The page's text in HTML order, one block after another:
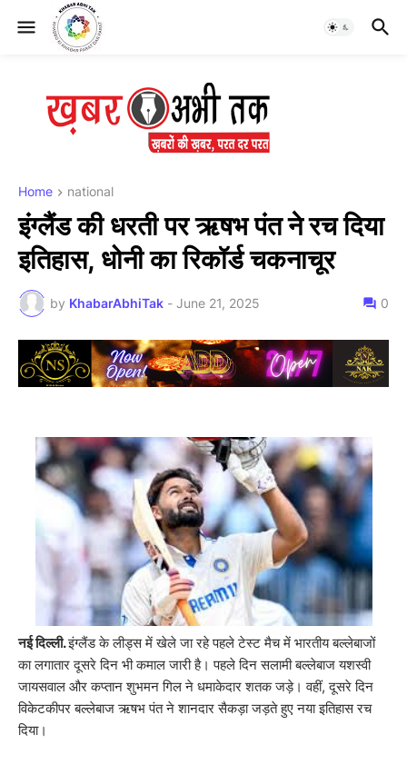
Home national
इंग्लैंड की धरती पर ऋषभ पंत ने रच दिया
इतिहास, धोनी का रिकॉर्ड चकनाचूर
by KhabarAbhiTak - June 21, 2025 0
नई दिल्ली.इंग्लैंड के लीड्स में खेले जा रहे पहले टेस्ट मैच में भारतीय बल्लेबाजों
का लगातार दूसरे दिन भी कमाल जारी है। पहले दिन सलामी बल्लेबाज यशस्वी
जायसवाल और कप्तान शुभमन गिल ने धमाकेदार शतक जड़े। वहीं, दूसरे दिन
विकेटकीपर बल्लेबाज ऋषभ पंत ने शानदार सैकड़ा जड़ते हुए नया इतिहास रच
दिया।